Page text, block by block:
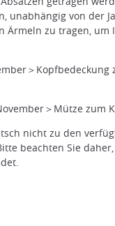
unabhängig von der
Ärmeln zu tragen, um
＞Kopfbedeckung
＞Mütze zum
nicht zu den
beachten Sie